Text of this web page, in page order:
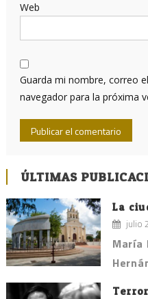
Web
Guarda mi nombre, correo
navegador para la próxima
ÚLTIMAS
La
julio
María